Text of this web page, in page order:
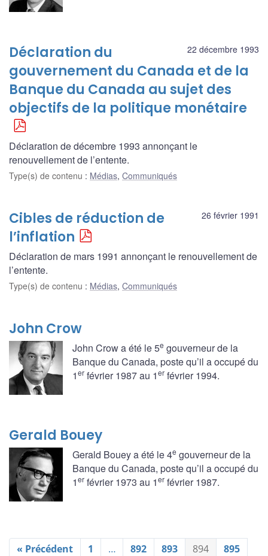
22 décembre 1993
Déclaration du
gouvernement du Canada et de la
Banque du Canada au sujet des
objectifs de la politique monétaire
Déclaration de décembre 1993 annonçant le
renouvellement de l’entente.
Type(s) de contenu : Médias, Communiqués
26 février 1991
Cibles de réduction de
l’inflation
Déclaration de mars 1991 annonçant le renouvellement de
l’entente.
Type(s) de contenu : Médias, Communiqués
John Crow
John Crow a été le 5e gouverneur de la
Banque du Canada, poste qu’il a occupé du
1er février 1987 au 1er février 1994.
Gerald Bouey
Gerald Bouey a été le 4e gouverneur de la
Banque du Canada, poste qu’il a occupé du
1er février 1973 au 1er février 1987.
« Précédent 1 … 892 893 894
895